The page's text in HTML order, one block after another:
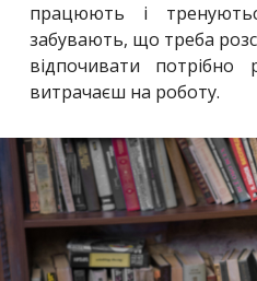
працюють і
забувають, що треба
відпочивати потрібно
витрачаєш на роботу.